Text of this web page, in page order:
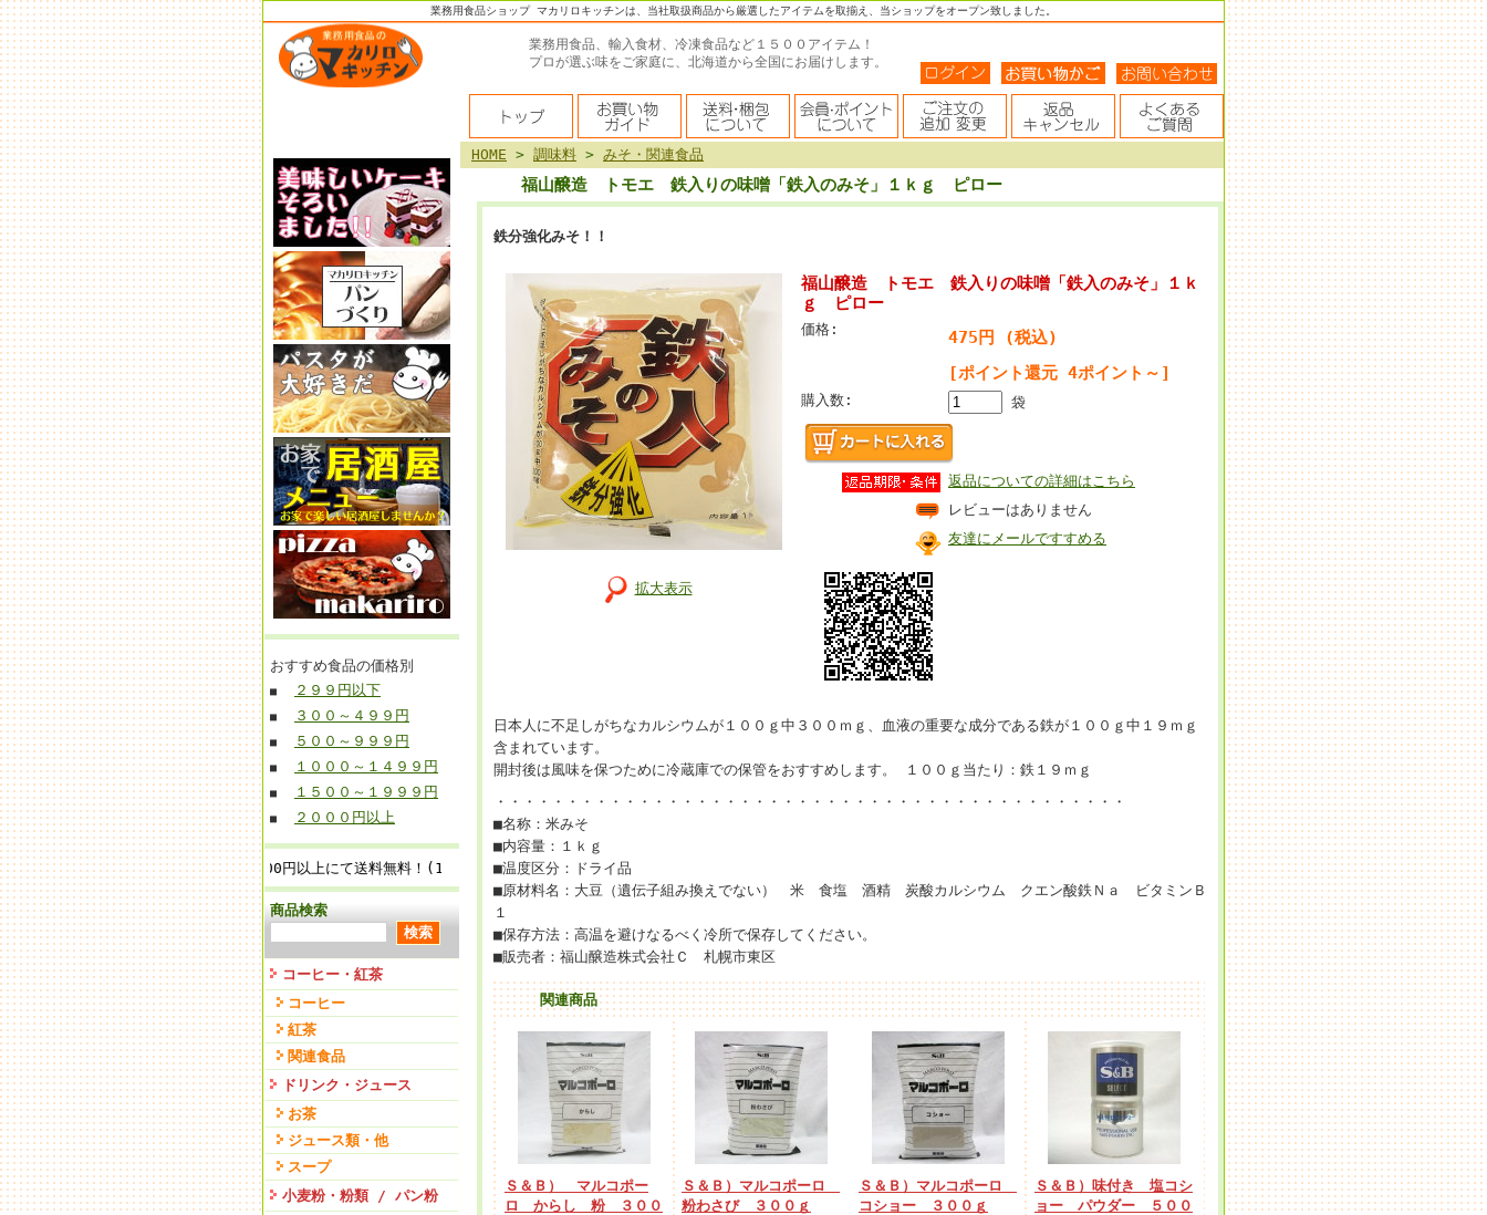
業務用食品ショップ マカリロキッチンは、当社取扱商品から厳選したアイテムを取揃え、当ショップをオープン致しました。
業務用食品、輸入食材、冷凍食品など１５００アイテム！
プロが選ぶ味をご家庭に、北海道から全国にお届けします。
おすすめ食品の価格別
■ ２９９円以下
■ ３００～４９９円
■ ５００～９９９円
■ １０００～１４９９円
■ １５００～１９９９円
■ ２０００円以上
■お買上げ金額 12,000円以上にて送料無料！(1梱包無料) ☆「2/13 Go to 北海道ごはん！！」
商品検索
コーヒー・紅茶
コーヒー
紅茶
関連食品
ドリンク・ジュース
お茶
ジュース類・他
スープ
小麦粉・粉類 / パン粉
HOME > 調味料 > みそ・関連食品
福山醸造 トモエ 鉄入りの味噌「鉄入のみそ」１ｋｇ ピロー
鉄分強化みそ！！
拡大表示
福山醸造 トモエ 鉄入りの味噌「鉄入のみそ」１ｋ
ｇ ピロー
価格:
475円 (税込)
[ポイント還元 4ポイント～]
購入数: 袋
返品についての詳細はこちら
レビューはありません
友達にメールですすめる
日本人に不足しがちなカルシウムが１００ｇ中３００ｍｇ、血液の重要な成分である鉄が１００ｇ中１９ｍｇ
含まれています。
開封後は風味を保つために冷蔵庫での保管をおすすめします。 １００ｇ当たり：鉄１９ｍｇ
・・・・・・・・・・・・・・・・・・・・・・・・・・・・・・・・・・・・・・・・・・・・
■名称：米みそ
■内容量：１ｋｇ
■温度区分：ドライ品
■原材料名：大豆（遺伝子組み換えでない） 米 食塩 酒精 炭酸カルシウム クエン酸鉄Ｎａ ビタミンＢ
１
■保存方法：高温を避けなるべく冷所で保存してください。
■販売者：福山醸造株式会社Ｃ 札幌市東区
関連商品
Ｓ＆Ｂ） マルコポー
ロ からし 粉 ３００
Ｓ＆Ｂ）マルコポーロ
粉わさび ３００ｇ
Ｓ＆Ｂ）マルコポーロ
コショー ３００ｇ
Ｓ＆Ｂ）味付き 塩コシ
ョー パウダー ５００